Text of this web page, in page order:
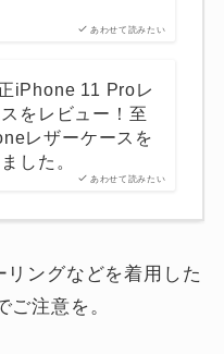
あわせて読みたい
あわせて読みたい
iPhone 11 Proレ
をレビュー！至
レザーケースを
した。
ングなどを着用した
ご注意を。